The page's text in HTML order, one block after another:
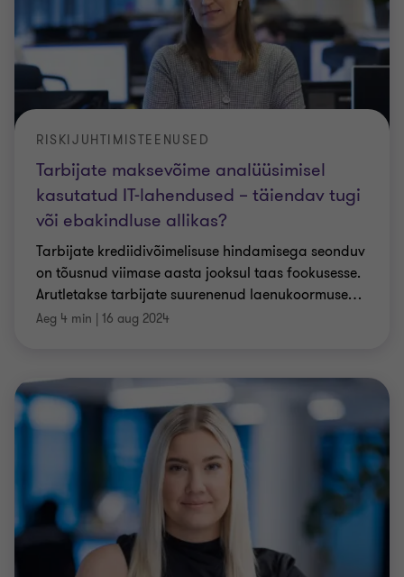
Tarbijate maksevõime analüüsimisel
kasutatud IT-lahendused – täiendav tugi
või ebakindluse allikas?
RISKIJUHTIMISTEENUSED
Tarbijate krediidivõimelisuse hindamisega seonduv
on tõusnud viimase aasta jooksul taas fookusesse.
Arutletakse tarbijate suurenenud laenukoormuse…
Aeg 4 min | 16 aug 2024